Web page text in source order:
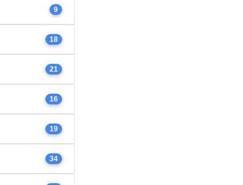
9
18
21
16
19
34